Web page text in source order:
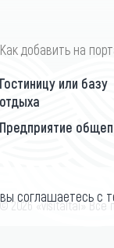
Как добавить на
Гостиницу или базу
отдыха
Предприятие
© 2026 «visitaltai» Все
соглашаетесь с